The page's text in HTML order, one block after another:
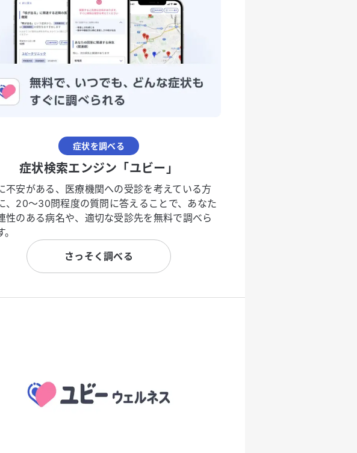
症状を調べる
症状検索エンジン「ユビー」
不安がある、医療機関への受診を考えている方
、20〜30問程度の質問に答えることで、あなた
性のある病名や、適切な受診先を無料で調べら
さっそく調べる